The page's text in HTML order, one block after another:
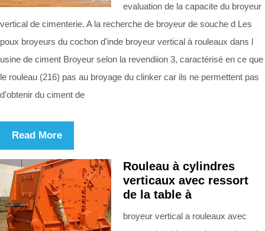
evaluation de la capacite du broyeur
vertical de cimenterie. A la recherche de broyeur de souche d Les
poux broyeurs du cochon d'inde broyeur vertical à rouleaux dans l
usine de ciment Broyeur selon la revendiion 3, caractérisé en ce que
le rouleau (216) pas au broyage du clinker car ils ne permettent pas
d'obtenir du ciment de
Read More
Rouleau à cylindres
verticaux avec ressort
de la table à
broyeur vertical a rouleaux avec